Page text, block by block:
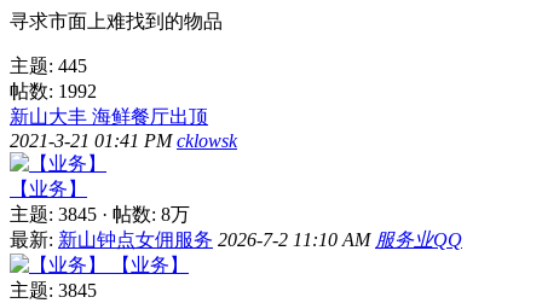
寻求市面上难找到的物品
主题: 445
帖数: 1992
新山大丰 海鲜餐厅出顶
2021-3-21 01:41 PMcklowsk
【业务】
主题: 3845 · 帖数: 8万
最新: 新山钟点女佣服务 2026-7-2 11:10 AM 服务业QQ
【业务】
主题: 3845